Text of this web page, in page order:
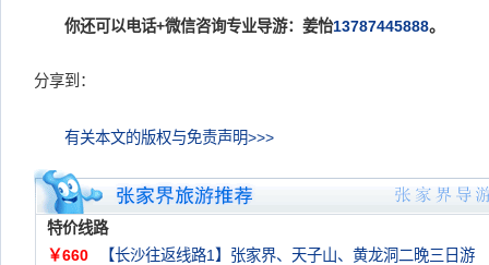
你还可以电话+微信咨询专业导游：姜怡13787445888。
分享到：
有关本文的版权与免责声明>>>
特价线路
￥660
【长沙往返线路1】张家界、天子山、黄龙洞二晚三日游